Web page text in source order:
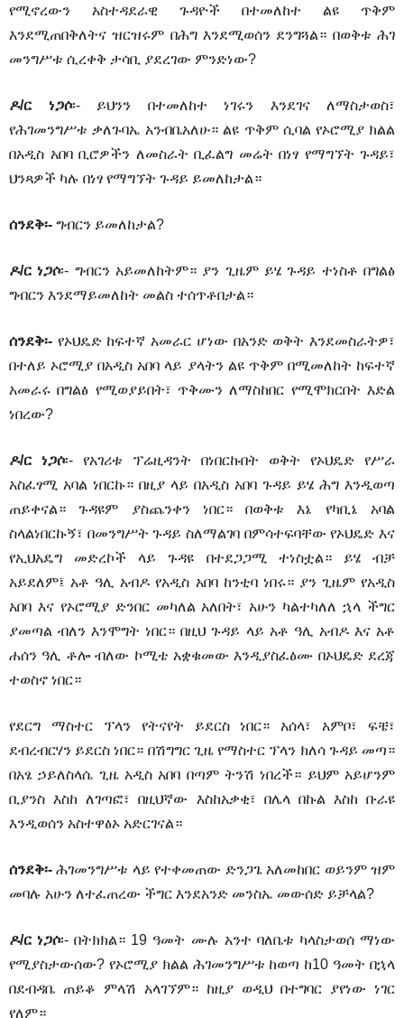
የሚኖረውን አስተዳደራዊ ጉዳዮች በተመለከተ ልዩ ጥቅም
እንደሚጠበቅለትና ዝርዝሩም በሕግ እንደሚወሰን ደንግጓል። በወቅቱ ሕገ
መንግሥቱ ሲረቀቅ ታሳቢ ያደረገው ምንድነው?
ዶ/ር ነጋሶ፡- ይህንን በተመለከተ ነገሩን እንደገና ለማስታወስ፣
የሕገመንግሥቱ ቃለጉባኤ አንብቤአለሁ። ልዩ ጥቅም ሲባል የኦሮሚያ ክልል
በአዲስ አበባ ቢሮዎችን ለመስራት ቢፈልግ መሬት በነፃ የማግኘት ጉዳይ፣
ህንጻዎች ካሉ በነፃ የማግኘት ጉዳይ ይመለከታል።
ሰንደቅ፡- ግብርን ይመለከታል?
ዶ/ር ነጋሶ፡- ግብርን አይመለከትም። ያን ጊዜም ይሄ ጉዳይ ተነስቶ በግልፅ
ግብርን እንደማይመለከት መልስ ተሰጥቶበታል።
ሰንደቅ፡- የኦህዴድ ከፍተኛ አመራር ሆነው በአንድ ወቅት እንደመስራትዎ፣
በተለይ ኦሮሚያ በአዲስ አበባ ላይ ያላትን ልዩ ጥቅም በሚመለከት ከፍተኛ
አመራሩ በግልፅ የሚወያይበት፣ ጥቅሙን ለማስከበር የሚሞክርበት እድል
ነበረው?
ዶ/ር ነጋሶ፡- የአገሪቱ ፕሬዚዳንት በነበርኩበት ወቅት የኦህዴድ የሥራ
አስፈፃሚ አባል ነበርኩ። በዚያ ላይ በአዲስ አበባ ጉዳይ ይሄ ሕግ እንዲወጣ
ጠይቀናል። ጉዳዩም ያስጨንቀን ነበር። በወቅቱ እኔ የካቢኔ አባል
ስላልነበርኩኝ፣ በመንግሥት ጉዳይ ስለማልገባ በምሳተፍባቸው የኦህዴድ እና
የኢህአዴግ መድረኮች ላይ ጉዳዩ በተደጋጋሚ ተነስቷል። ይሄ ብቻ
አይደለም፤ አቶ ዓሊ አብዶ የአዲስ አበባ ከንቲባ ነበሩ። ያን ጊዜም የአዲስ
አበባ እና የኦሮሚያ ድንበር መካለል አለበት፣ አሁን ካልተካለለ ኋላ ችግር
ያመጣል ብለን እንሞግት ነበር። በዚህ ጉዳይ ላይ አቶ ዓሊ አብዶ እና አቶ
ሐሰን ዓሊ ቶሎ ብለው ኮሚቴ አቋቁመው እንዲያስፈፅሙ በኦህዴድ ደረጃ
ተወስኖ ነበር።
የደርግ ማስተር ፕላን የትናየት ይደርስ ነበር። አሰላ፣ አምቦ፣ ፍቼ፣
ደብረብርሃን ይደርስ ነበር። በሽግግር ጊዜ የማስተር ፕላን ክለሳ ጉዳይ መጣ።
በአፄ ኃይለስላሴ ጊዜ አዲስ አበባ በጣም ትንሽ ነበረች። ይህም አይሆንም
ቢያንስ እስከ ለገጣፎ፣ በዚህኛው እስከአቃቂ፣ በሌላ በኩል እስከ ቡራዩ
እንዲወሰን አስተዋፅኦ አድርገናል።
ሰንደቅ፡- ሕገመንግሥቱ ላይ የተቀመጠው ድንጋጌ አለመከበር ወይንም ዝም
መባሉ አሁን ለተፈጠረው ችግር እንደአንድ መንስኤ መውሰድ ይቻላል?
ዶ/ር ነጋሶ፡- በትክክል። 19 ዓመት ሙሉ አንተ ባለቤቱ ካላስታወሰ ማነው
የሚያስታውሰው? የኦሮሚያ ክልል ሕገመንግሥቱ ከወጣ ከ10 ዓመት በኋላ
በደብዳቤ ጠይቆ ምላሽ አላገኘም። ከዚያ ወዲህ በተግባር ያየነው ነገር
የለም።